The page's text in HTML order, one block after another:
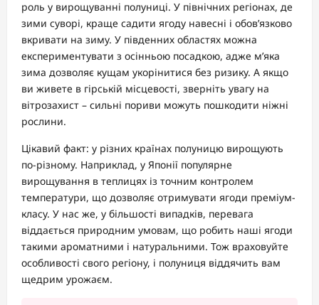
роль у вирощуванні полуниці. У північних регіонах, де
зими суворі, краще садити ягоду навесні і обов’язково
вкривати на зиму. У південних областях можна
експериментувати з осінньою посадкою, адже м’яка
зима дозволяє кущам укорінитися без ризику. А якщо
ви живете в гірській місцевості, зверніть увагу на
вітрозахист – сильні пориви можуть пошкодити ніжні
рослини.
Цікавий факт: у різних країнах полуницю вирощують
по-різному. Наприклад, у Японії популярне
вирощування в теплицях із точним контролем
температури, що дозволяє отримувати ягоди преміум-
класу. У нас же, у більшості випадків, перевага
віддається природним умовам, що робить наші ягоди
такими ароматними і натуральними. Тож враховуйте
особливості свого регіону, і полуниця віддячить вам
щедрим урожаєм.